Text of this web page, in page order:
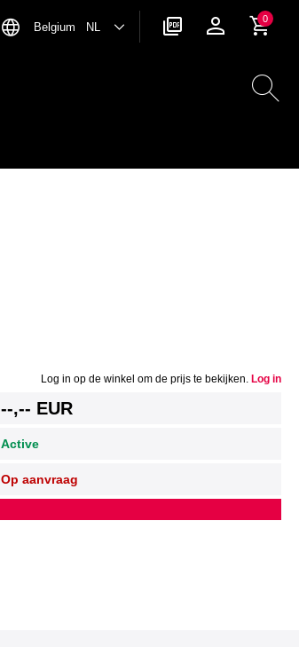
Belgium NL
0
Log in op de winkel om de prijs te bekijken. Log in
--,-- EUR
Active
Op aanvraag